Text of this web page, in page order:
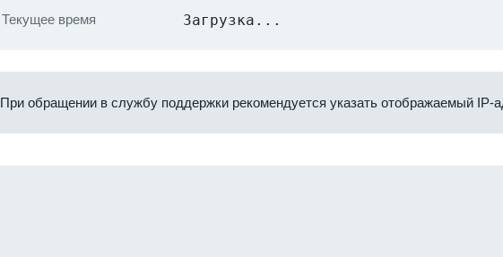
Текущее время Загрузка...
При обращении в службу поддержки рекомендуется указать отображаемый IP-